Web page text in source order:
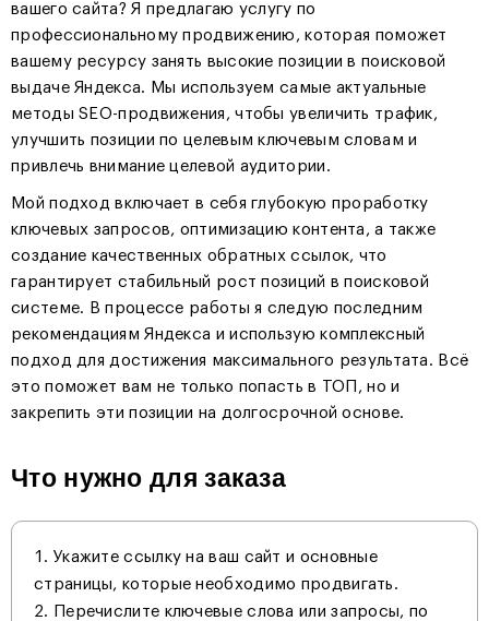
вашего сайта? Я предлагаю услугу по
профессиональному продвижению, которая поможет
вашему ресурсу занять высокие позиции в поисковой
выдаче Яндекса. Мы используем самые актуальные
методы SEO-продвижения, чтобы увеличить трафик,
улучшить позиции по целевым ключевым словам и
привлечь внимание целевой аудитории.
Мой подход включает в себя глубокую проработку
ключевых запросов, оптимизацию контента, а также
создание качественных обратных ссылок, что
гарантирует стабильный рост позиций в поисковой
системе. В процессе работы я следую последним
рекомендациям Яндекса и использую комплексный
подход для достижения максимального результата. Всё
это поможет вам не только попасть в ТОП, но и
закрепить эти позиции на долгосрочной основе.
Что нужно для заказа
Укажите ссылку на ваш сайт и основные
страницы, которые необходимо продвигать.
Перечислите ключевые слова или запросы, по